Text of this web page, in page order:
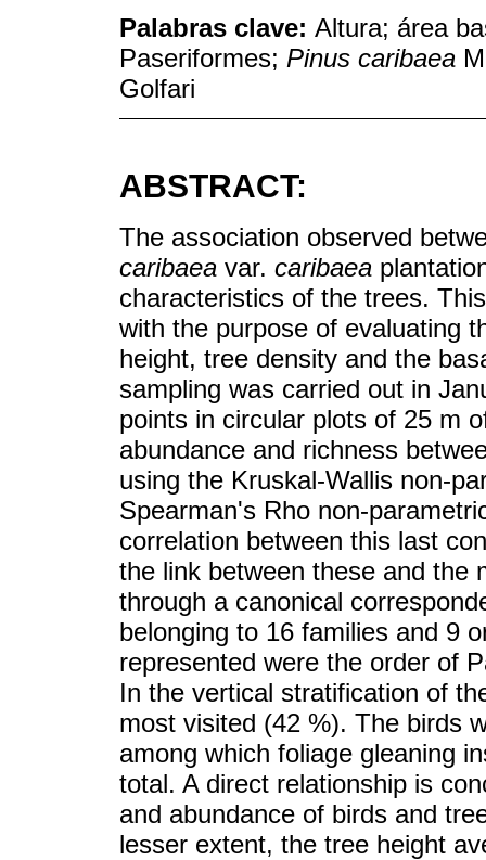
Palabras clave: Altura; área
Paseriformes; Pinus caribaea
Golfari
ABSTRACT:
The association observed
caribaea var. caribaea
characteristics of the trees.
with the purpose of evaluating
height, tree density and the
sampling was carried out in
points in circular plots of 25 m
abundance and richness
using the Kruskal-Wallis non-
Spearman's Rho non-
correlation between this last
the link between these and the
through a canonical
belonging to 16 families and 9
represented were the order of
In the vertical stratification of
most visited (42 %). The birds
among which foliage gleaning
total. A direct relationship is
and abundance of birds and
lesser extent, the tree height